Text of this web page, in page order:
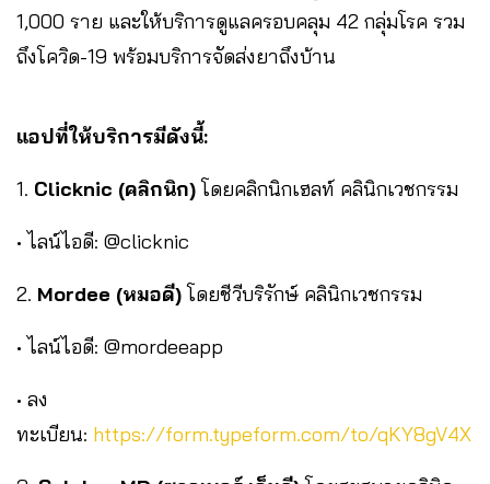
1,000 ราย และให้บริการดูแลครอบคลุม 42 กลุ่มโรค รวม
ถึงโควิด-19 พร้อมบริการจัดส่งยาถึงบ้าน
แอปที่ให้บริการมีดังนี้:
1. Clicknic (คลิกนิก)โดยคลิกนิกเฮลท์ คลินิกเวชกรรม
• ไลน์ไอดี: @clicknic
2. Mordee (หมอดี)โดยชีวีบริรักษ์ คลินิกเวชกรรม
• ไลน์ไอดี: @mordeeapp
• ลง
ทะเบียน: https://form.typeform.com/to/qKY8gV4X